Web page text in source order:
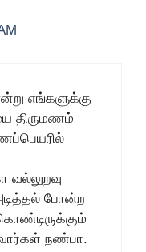
எங்களுக்கு
திருமணம்
போன்ற
நண்பா.